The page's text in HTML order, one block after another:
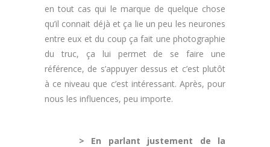
en tout cas qui le marque de quelque chose
qu’il connait déjà et ça lie un peu les neurones
entre eux et du coup ça fait une photographie
du truc, ça lui permet de se faire une
référence, de s’appuyer dessus et c’est plutôt
à ce niveau que c’est intéressant. Après, pour
nous les influences, peu importe.
> En parlant justement de la